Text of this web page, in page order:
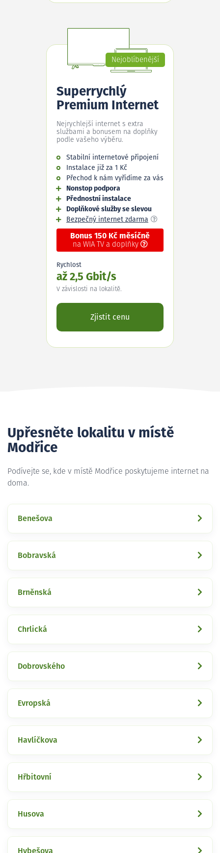
Nejoblíbenější
Superrychlý
Premium Internet
Nejrychlejší internet s extra
službami a bonusem na doplňky
podle vašeho výběru.
Stabilní internetové připojení
Instalace již za 1 Kč
Přechod k nám vyřídíme za vás
Nonstop podpora
Přednostní instalace
Doplňkové služby se slevou
Bezpečný internet zdarma
Bonus 150 Kč měsíčně
na WIA TV a doplňky
Rychlost
až 2,5 Gbit/s
V závislosti na lokalitě.
Zjistit cenu
Upřesněte lokalitu v místě
Modřice
Podívejte se, kde v místě Modřice poskytujeme internet na
doma.
Benešova
Bobravská
Brněnská
Chrlická
Dobrovského
Evropská
Havlíčkova
Hřbitovní
Husova
Hybešova